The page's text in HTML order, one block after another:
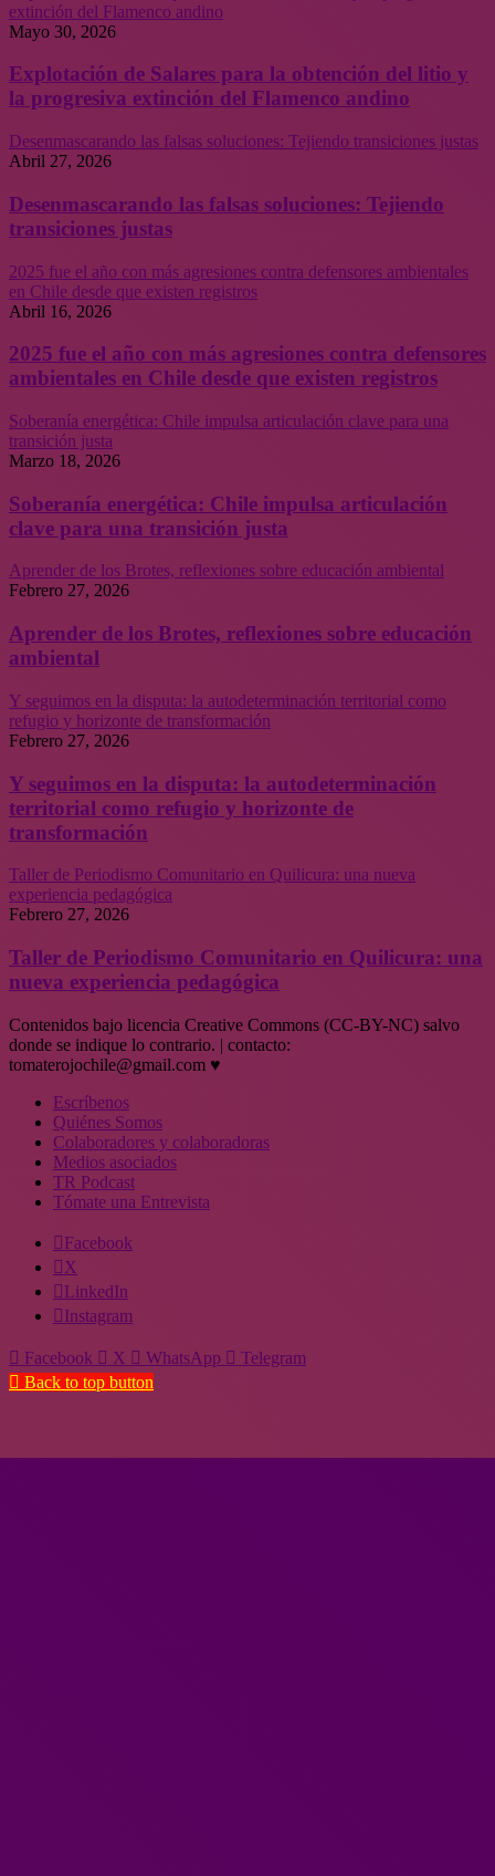
extinción del Flamenco andino
Mayo 30, 2026
Explotación de Salares para la obtención del litio y
la progresiva extinción del Flamenco andino
Desenmascarando las falsas soluciones: Tejiendo transiciones justas
Abril 27, 2026
Desenmascarando las falsas soluciones: Tejiendo
transiciones justas
2025 fue el año con más agresiones contra defensores ambientales
en Chile desde que existen registros
Abril 16, 2026
2025 fue el año con más agresiones contra defensores
ambientales en Chile desde que existen registros
Soberanía energética: Chile impulsa articulación clave para una
transición justa
Marzo 18, 2026
Soberanía energética: Chile impulsa articulación
clave para una transición justa
Aprender de los Brotes, reflexiones sobre educación ambiental
Febrero 27, 2026
Aprender de los Brotes, reflexiones sobre educación
ambiental
Y seguimos en la disputa: la autodeterminación territorial como
refugio y horizonte de transformación
Febrero 27, 2026
Y seguimos en la disputa: la autodeterminación
territorial como refugio y horizonte de
transformación
Taller de Periodismo Comunitario en Quilicura: una nueva
experiencia pedagógica
Febrero 27, 2026
Taller de Periodismo Comunitario en Quilicura: una
nueva experiencia pedagógica
Contenidos bajo licencia Creative Commons (CC-BY-NC) salvo
donde se indique lo contrario. | contacto:
tomaterojochile@gmail.com ♥
Escríbenos
Quiénes Somos
Colaboradores y colaboradoras
Medios asociados
TR Podcast
Tómate una Entrevista
Facebook
X
LinkedIn
Instagram
Facebook X WhatsApp
Telegram
Back to top button